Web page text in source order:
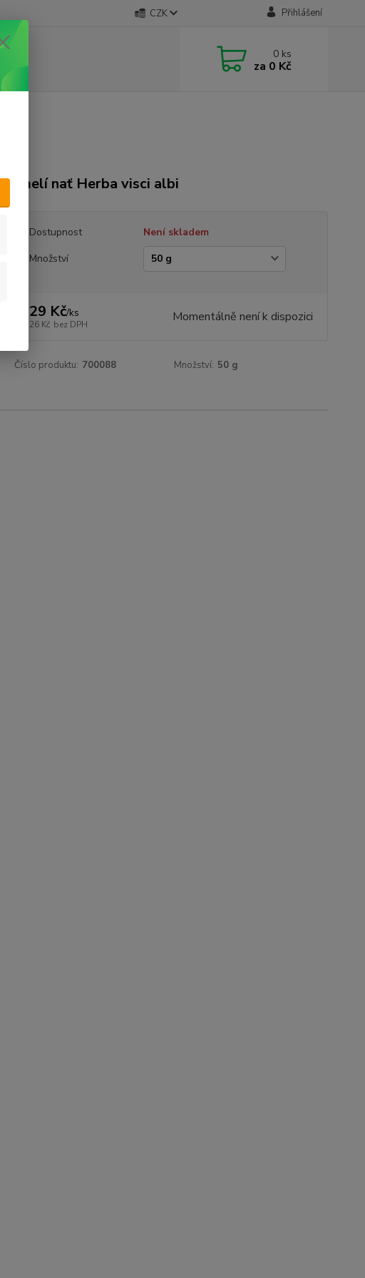
CZK Přihlášení
0 ks
za 0 Kč
Jmelí nať Herba visci albi
Dostupnost
Není skladem
Množství
29 Kč/ks
26 Kč bez DPH Momentálně není k dispozici
Číslo produktu: 700088 Množství: 50 g